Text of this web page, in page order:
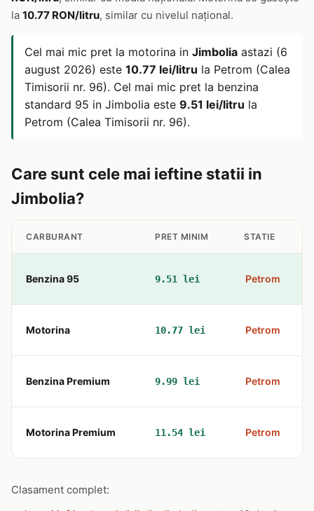
la 10.77 RON/litru, similar cu nivelul național.
Cel mai mic pret la motorina in Jimbolia astazi (6
august 2026) este 10.77 lei/litru la Petrom (Calea
Timisorii nr. 96). Cel mai mic pret la benzina
standard 95 in Jimbolia este 9.51 lei/litru la
Petrom (Calea Timisorii nr. 96).
Care sunt cele mai ieftine statii in
Jimbolia?
CARBURANT PRET MINIM STATIE
Benzina 95 9.51 lei Petrom
Motorina 10.77 lei Petrom
Benzina Premium 9.99 lei Petrom
Motorina Premium 11.54 lei Petrom
Clasament complet: